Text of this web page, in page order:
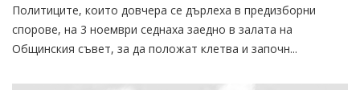
Политиците, които довчера се дърлеха в предизборни
спорове, на 3 ноември седнаха заедно в залата на
Общинския съвет, за да положат клетва и започн...